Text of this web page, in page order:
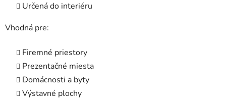
Určená do interiéru
Vhodná pre:
Firemné priestory
Prezentačné miesta
Domácnosti a byty
Výstavné plochy